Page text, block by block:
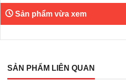
Thiết kế hít nam châm tiện lợi:
Kiểm tra không xâm lấn:
tắc từ bên ngoài cho phép
Sản phẩm vừa xem
SẢN PHẨM LIÊN QUAN